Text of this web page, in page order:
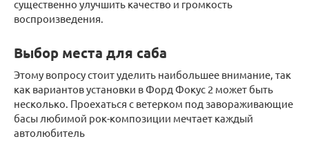
существенно улучшить качество и громкость
воспроизведения.
Выбор места для саба
Этому вопросу стоит уделить наибольшее внимание, так
как вариантов установки в Форд Фокус 2 может быть
несколько. Проехаться с ветерком под завораживающие
басы любимой рок-композиции мечтает каждый
автолюбитель